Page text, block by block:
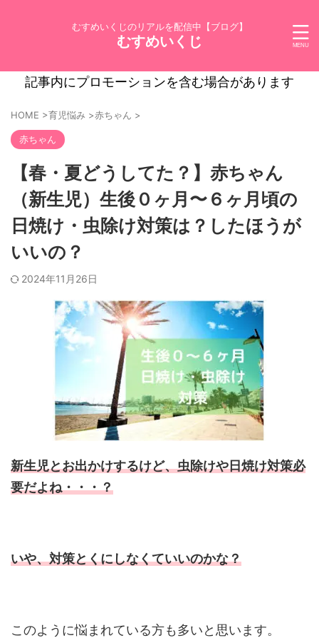
むすめいくじのリアルを配信中【ブログ】
むすめいくじ
記事内にプロモーションを含む場合があります
HOME >育児悩み >赤ちゃん >
赤ちゃん
【春・夏どうしてた？】赤ちゃん
（新生児）生後０ヶ月〜６ヶ月頃の
日焼け・虫除け対策は？したほうが
いいの？
2024年11月26日
新生児とお出かけするけど、虫除けや日焼け対策必
要だよね・・・？
いや、対策とくにしなくていいのかな？
このように悩まれている方も多いと思います。